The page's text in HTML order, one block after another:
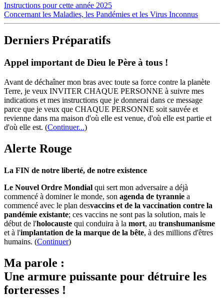
Instructions pour cette année 2025
Concernant les Maladies, les Pandémies et les Virus Inconnus
Derniers Préparatifs
Appel important de Dieu le Père à tous !
Avant de déchaîner mon bras avec toute sa force contre la planète
Terre, je veux INVITER CHAQUE PERSONNE à suivre mes
indications et mes instructions que je donnerai dans ce message
parce que je veux que CHAQUE PERSONNE soit sauvée et
revienne dans ma maison d'où elle est venue, d'où elle est partie et
d'où elle est. (Continuer...)
Alerte Rouge
La FIN de notre liberté, de notre existence
Le Nouvel Ordre Mondial qui sert mon adversaire a déjà
commencé à dominer le monde, son agenda de tyrannie a
commencé avec le plan desvaccins et de la vaccination contre la
pandémie existante; ces vaccins ne sont pas la solution, mais le
début de l'holocauste qui conduira à la mort, au transhumanisme
et à l'implantation de la marque de la bête, à des millions d'êtres
humains. (Continuer)
Ma parole :
Une armure puissante pour détruire les
forteresses !